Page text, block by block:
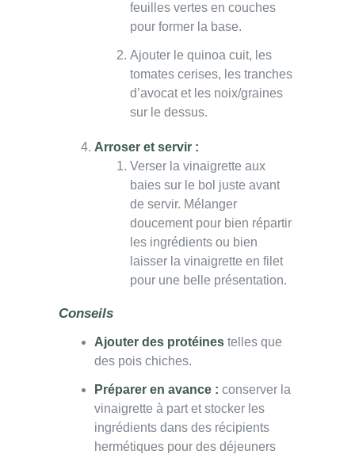
feuilles vertes en couches
pour former la base.
Ajouter le quinoa cuit, les
tomates cerises, les tranches
d’avocat et les noix/graines
sur le dessus.
Arroser et servir :
Verser la vinaigrette aux
baies sur le bol juste avant
de servir. Mélanger
doucement pour bien répartir
les ingrédients ou bien
laisser la vinaigrette en filet
pour une belle présentation.
Conseils
Ajouter des protéines telles que
des pois chiches.
Préparer en avance : conserver la
vinaigrette à part et stocker les
ingrédients dans des récipients
hermétiques pour des déjeuners